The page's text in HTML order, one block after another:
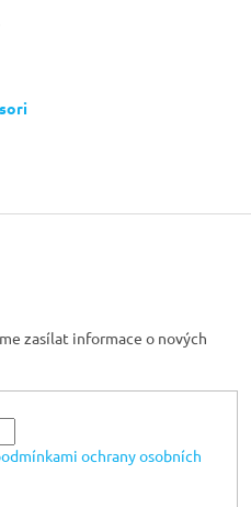
zasílat informace o nových
ochrany osobních